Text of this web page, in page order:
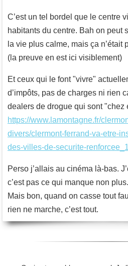
C’est un tel bordel que le centre
habitants du centre. Bah on peut
la vie plus calme, mais ça n’était
(la preuve en est ici visiblement)
Et ceux qui le font "vivre"
d’impôts, pas de charges ni rien
dealers de drogue qui sont "chez
https://www.lamontagne.fr/
divers/clermont-ferrand-va-etre-
des-villes-de-securite-
Perso j’allais au cinéma là-bas.
c’est pas ce qui manque non plus.
Mais bon, quand on casse tout
rien ne marche, c’est tout.